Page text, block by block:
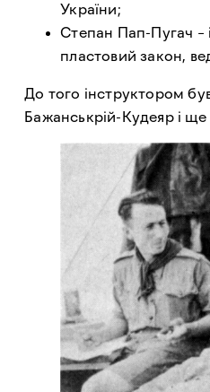
України;
Степан Пап-Пугач –
пластовий закон,
До того інструктором
Бажанськрій-Кудеяр і ще